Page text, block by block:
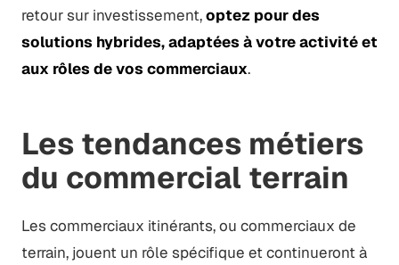
retour sur investissement,optez pour des
solutions hybrides, adaptées à votre activité et
aux rôles de vos commerciaux.
Les tendances métiers
du commercial terrain
Les commerciaux itinérants, ou commerciaux de
terrain, jouent un rôle spécifique et continueront à